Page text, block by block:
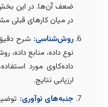
ضعف آن‌ها. در این بخش،
در میان کارهای قبلی
روش‌شناسی:شرح دقیق
نوع داده، منابع داده،
داده‌کاوی مورد استفاده،
ارزیابی نتایج.
جنبه‌های نوآوری:توضیح